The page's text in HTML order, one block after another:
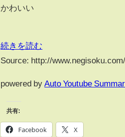
かわいい
続きを読む
Source: http://
powered by Auto Youtube
共有:
Facebook X